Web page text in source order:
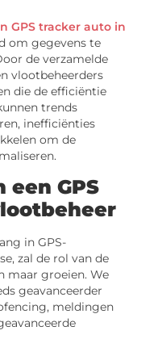
GPS tracker auto in
om gegevens te
de verzamelde
vlootbeheerders
die de efficiëntie
trends
inefficiënties
om de
een GPS
in GPS-
zal de rol van de
maar groeien. We
geavanceerder
meldingen